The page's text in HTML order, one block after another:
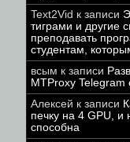
Text2Vid к записи
тиграми и другие
преподавать
студентам,
всым к записи
MTProxy Telegram
Алексей к записи
печку на 4 GPU, и
способна